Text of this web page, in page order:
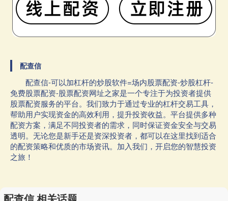
配查信
配查信-可以加杠杆的炒股软件=场内股票配资-炒股杠杆-
免费股票配资-股票配资网址之家是一个专注于为投资者提供
股票配资服务的平台。我们致力于通过专业的杠杆交易工具，
帮助用户实现资金的高效利用，提升投资收益。平台提供多种
配资方案，满足不同投资者的需求，同时保证资金安全与交易
透明。无论您是新手还是资深投资者，都可以在这里找到适合
的配资策略和优质的市场资讯。加入我们，开启您的智慧投资
之旅！